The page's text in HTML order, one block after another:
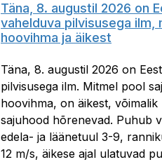
Täna, 8. augustil 2026 on
vahelduva pilvisusega ilm,
hoovihma ja äikest
Täna, 8. augustil 2026 on
pilvisusega ilm. Mitmel pool
hoovihma, on äikest, võimalik
sajuhood hõrenevad. Puhub
edela- ja läänetuul 3-9,
12 m/s, äikese ajal ulatuvad